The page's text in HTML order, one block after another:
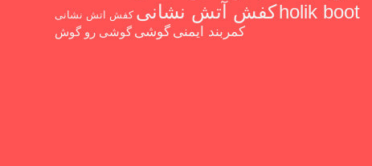
holik bootکفش آتش نشانی کفش اتش نشانی
کمربند ایمنی گوشی گوشی رو گوش